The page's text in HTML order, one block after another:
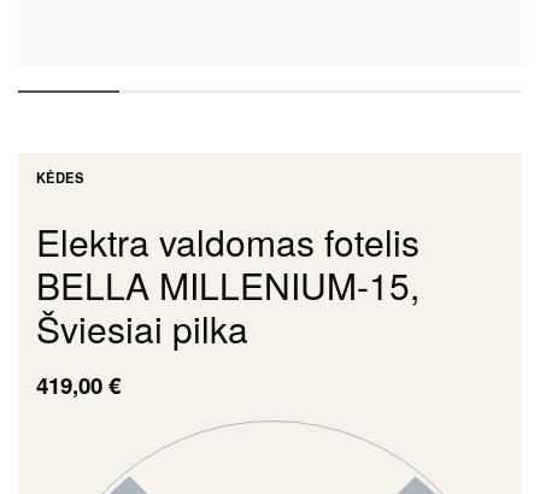
KĖDES
Elektra valdomas fotelis
BELLA MILLENIUM-15,
Šviesiai pilka
419,00€